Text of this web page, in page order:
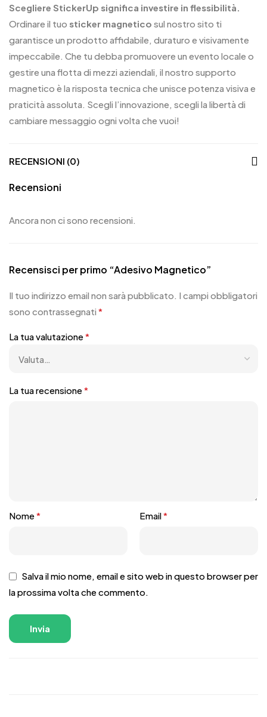
Scegliere StickerUp significa investire in flessibilità.
Ordinare il tuo sticker magnetico sul nostro sito ti
garantisce un prodotto affidabile, duraturo e visivamente
impeccabile. Che tu debba promuovere un evento locale o
gestire una flotta di mezzi aziendali, il nostro supporto
magnetico è la risposta tecnica che unisce potenza visiva e
praticità assoluta. Scegli l’innovazione, scegli la libertà di
cambiare messaggio ogni volta che vuoi!
RECENSIONI (0)
Recensioni
Ancora non ci sono recensioni.
Recensisci per primo “Adesivo Magnetico”
Il tuo indirizzo email non sarà pubblicato. I campi obbligatori
sono contrassegnati *
La tua valutazione*
La tua recensione*
Nome* Email*
Salva il mio nome, email e sito web in questo browser per
la prossima volta che commento.